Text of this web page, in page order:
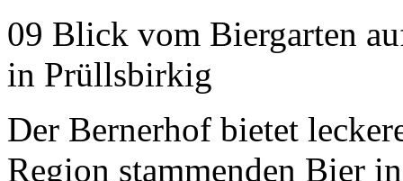
09 Blick vom Biergarten
in Prüllsbirkig
Der Bernerhof bietet
Region stammenden Bier